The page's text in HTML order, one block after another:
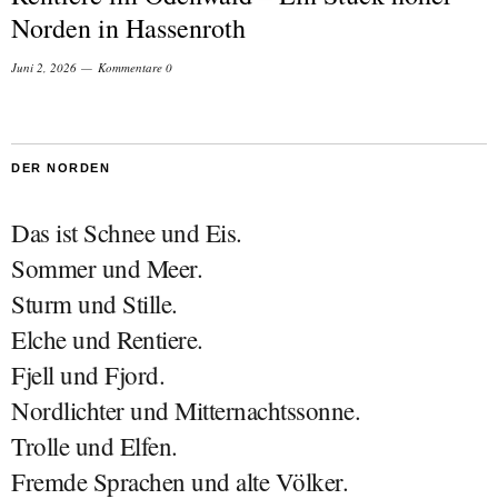
Norden in Hassenroth
Juni 2, 2026 Kommentare 0
DER NORDEN
Das ist Schnee und Eis.
Sommer und Meer.
Sturm und Stille.
Elche und Rentiere.
Fjell und Fjord.
Nordlichter und Mitternachtssonne.
Trolle und Elfen.
Fremde Sprachen und alte Völker.